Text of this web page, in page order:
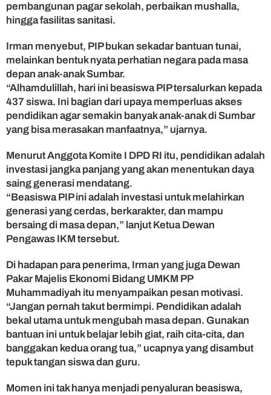
r
a
n
G
u
s
m
n
pembangunan pagar sekolah, perbaikan mushalla,
hingga fasilitas sanitasi.
Irman menyebut, PIP bukan sekadar bantuan tunai,
melainkan bentuk nyata perhatian negara pada masa
depan anak-anak Sumbar.
“Alhamdulillah, hari ini beasiswa PIP tersalurkan kepada
437 siswa. Ini bagian dari upaya memperluas akses
pendidikan agar semakin banyak anak-anak di Sumbar
yang bisa merasakan manfaatnya,” ujarnya.
Menurut Anggota Komite I DPD RI itu, pendidikan adalah
investasi jangka panjang yang akan menentukan daya
saing generasi mendatang.
“Beasiswa PIP ini adalah investasi untuk melahirkan
generasi yang cerdas, berkarakter, dan mampu
bersaing di masa depan,” lanjut Ketua Dewan
Pengawas IKM tersebut.
Di hadapan para penerima, Irman yang juga Dewan
Pakar Majelis Ekonomi Bidang UMKM PP
Muhammadiyah itu menyampaikan pesan motivasi.
“Jangan pernah takut bermimpi. Pendidikan adalah
bekal utama untuk mengubah masa depan. Gunakan
bantuan ini untuk belajar lebih giat, raih cita-cita, dan
banggakan kedua orang tua,” ucapnya yang disambut
tepuk tangan siswa dan guru.
Momen ini tak hanya menjadi penyaluran beasiswa,